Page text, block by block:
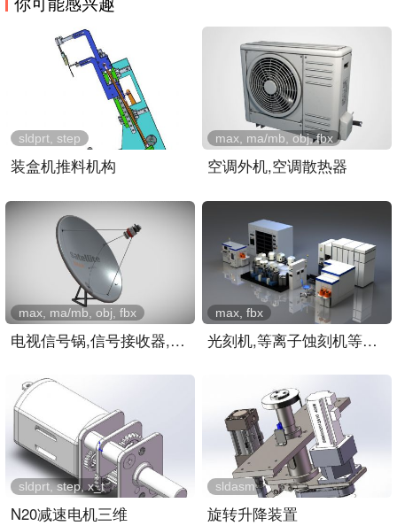
装盒机推料机构
sldprt, step
空调外机,空调散热器
max, ma/mb, obj, fbx
电视信号锅,信号接收器,屋..
max, ma/mb, obj, fbx
光刻机,等离子蚀刻机等芯片..
max, fbx
N20减速电机三维
sldprt, step, x_t
旋转升降装置
sldasm